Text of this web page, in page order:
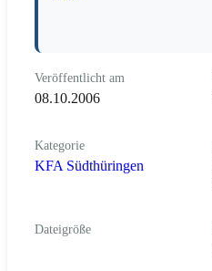
Veröffentlicht am
08.10.2006
Kategorie
KFA Südthüringen
Dateigröße